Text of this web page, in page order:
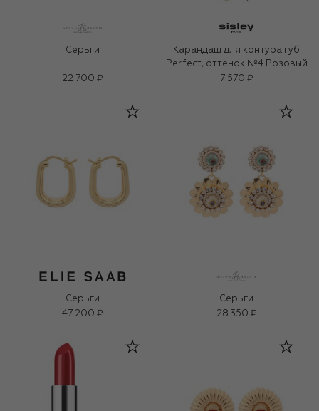
Серьги
22 700 ₽
Карандаш для контура губ
Perfect, оттенок №4 Розовый
7 570 ₽
Серьги
47 200 ₽
Серьги
28 350 ₽